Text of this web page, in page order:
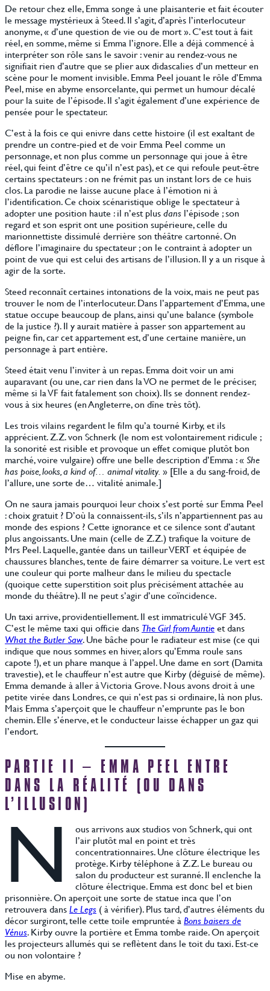
De retour chez elle, Emma songe à une plaisanterie et fait écouter
le message mystérieux à Steed. Il s’agit, d’après l’interlocuteur
anonyme, « d’une question de vie ou de mort ». C’est tout à fait
réel, en somme, même si Emma l’ignore. Elle a déjà commencé à
interpréter son rôle sans le savoir : venir au rendez-vous ne
signifiait rien d’autre que se plier aux didascalies d’un metteur en
scène pour le moment invisible. Emma Peel jouant le rôle d’Emma
Peel, mise en abyme ensorcelante, qui permet un humour décalé
pour la suite de l’épisode. Il s’agit également d’une expérience de
pensée pour le spectateur.
C’est à la fois ce qui enivre dans cette histoire (il est exaltant de
prendre un contre-pied et de voir Emma Peel comme un
personnage, et non plus comme un personnage qui joue à être
réel, qui feint d’être ce qu’il n’est pas), et ce qui refoule peut-être
certains spectateurs : on ne frémit pas un instant lors de ce huis
clos. La parodie ne laisse aucune place à l’émotion ni à
l’identification. Ce choix scénaristique oblige le spectateur à
adopter une position haute : il n’est plusdans l’épisode ; son
regard et son esprit ont une position supérieure, celle du
marionnettiste dissimulé derrière son théâtre cartonné. On
déflore l’imaginaire du spectateur ; on le contraint à adopter un
point de vue qui est celui des artisans de l’illusion. Il y a un risque à
agir de la sorte.
Steed reconnaît certaines intonations de la voix, mais ne peut pas
trouver le nom de l’interlocuteur. Dans l’appartement d’Emma, une
statue occupe beaucoup de plans, ainsi qu’une balance (symbole
de la justice ?). Il y aurait matière à passer son appartement au
peigne fin, car cet appartement est, d’une certaine manière, un
personnage à part entière.
Steed était venu l’inviter à un repas. Emma doit voir un ami
auparavant (ou une, car rien dans la VO ne permet de le préciser,
même si la VF fait fatalement son choix). Ils se donnent rendez-
vous à six heures (en Angleterre, on dîne très tôt).
Les trois vilains regardent le film qu’a tourné Kirby, et ils
apprécient. Z.Z. von Schnerk (le nom est volontairement ridicule ;
la sonorité est risible et provoque un effet comique plutôt bon
marché, voire vulgaire) offre une belle description d’Emma : « She
has poise, looks, a kind of… animal vitality. » [Elle a du sang-froid, de
l’allure, une sorte de… vitalité animale.]
On ne saura jamais pourquoi leur choix s’est porté sur Emma Peel
: choix gratuit ? D’où la connaissent-ils, s’ils n’appartiennent pas au
monde des espions ? Cette ignorance et ce silence sont d’autant
plus angoissants. Une main (celle de Z.Z.) trafique la voiture de
Mrs Peel. Laquelle, gantée dans un tailleur VERT et équipée de
chaussures blanches, tente de faire démarrer sa voiture. Le vert est
une couleur qui porte malheur dans le milieu du spectacle
(quoique cette superstition soit plus précisément attachée au
monde du théâtre). Il ne peut s’agir d’une coïncidence.
Un taxi arrive, providentiellement. Il est immatriculé VGF 345.
C’est le même taxi qui officie dans The Girl from Auntieet dans
What the Butler Saw. Une bâche pour le radiateur est mise (ce qui
indique que nous sommes en hiver, alors qu’Emma roule sans
capote !), et un phare manque à l’appel. Une dame en sort (Damita
travestie), et le chauffeur n’est autre que Kirby (déguisé de même).
Emma demande à aller à Victoria Grove. Nous avons droit à une
petite virée dans Londres, ce qui n’est pas si ordinaire, là non plus.
Mais Emma s’aperçoit que le chauffeur n’emprunte pas le bon
chemin. Elle s’énerve, et le conducteur laisse échapper un gaz qui
l’endort.
PARTIE II – EMMA PEEL ENTRE
DANS LA RÉALITÉ (OU DANS
L’ILLUSION)
N
ous arrivons aux studios von Schnerk, qui ont
l’air plutôt mal en point et très
concentrationnaires. Une clôture électrique les
protège. Kirby téléphone à Z.Z. Le bureau ou
salon du producteur est suranné. Il enclenche la
clôture électrique. Emma est donc bel et bien
prisonnière. On aperçoit une sorte de statue inca que l’on
retrouvera dansLe Legs ( à vérifier). Plus tard, d’autres éléments du
décor surgiront, telle cette toile empruntée àBons baisers de
Vénus. Kirby ouvre la portière et Emma tombe raide. On aperçoit
les projecteurs allumés qui se reflètent dans le toit du taxi. Est-ce
ou non volontaire ?
Mise en abyme.